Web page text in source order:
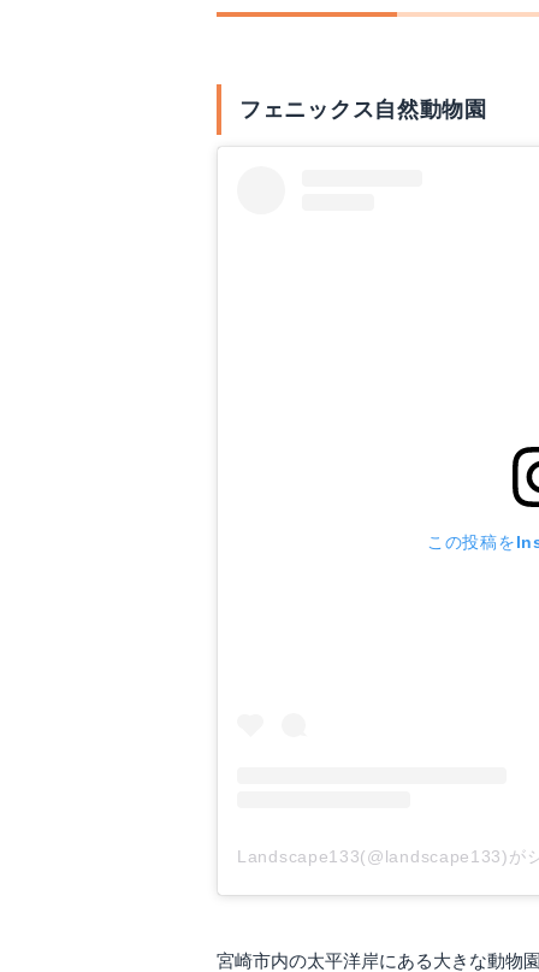
フェニックス自然動物園
この投稿を
Landscape133(@landscape133)が
宮崎市内の太平洋岸にある大きな動物